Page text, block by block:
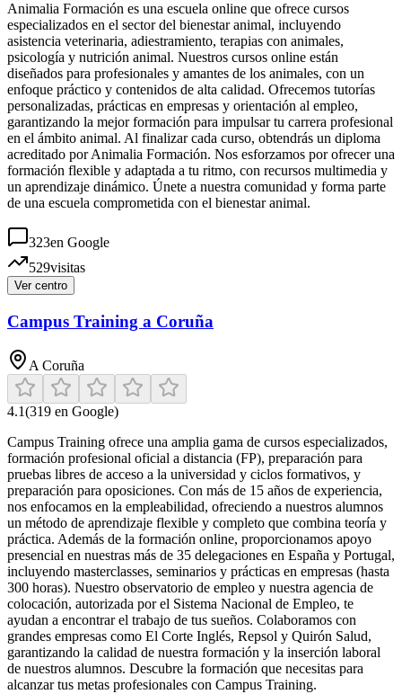
Animalia Formación es una escuela online que ofrece cursos
especializados en el sector del bienestar animal, incluyendo
asistencia veterinaria, adiestramiento, terapias con animales,
psicología y nutrición animal. Nuestros cursos online están
diseñados para profesionales y amantes de los animales, con un
enfoque práctico y contenidos de alta calidad. Ofrecemos tutorías
personalizadas, prácticas en empresas y orientación al empleo,
garantizando la mejor formación para impulsar tu carrera profesional
en el ámbito animal. Al finalizar cada curso, obtendrás un diploma
acreditado por Animalia Formación. Nos esforzamos por ofrecer una
formación flexible y adaptada a tu ritmo, con recursos multimedia y
un aprendizaje dinámico. Únete a nuestra comunidad y forma parte
de una escuela comprometida con el bienestar animal.
323en Google
529visitas
Ver centro
Campus Training a Coruña
A Coruña
4.1(319 en Google)
Campus Training ofrece una amplia gama de cursos especializados,
formación profesional oficial a distancia (FP), preparación para
pruebas libres de acceso a la universidad y ciclos formativos, y
preparación para oposiciones. Con más de 15 años de experiencia,
nos enfocamos en la empleabilidad, ofreciendo a nuestros alumnos
un método de aprendizaje flexible y completo que combina teoría y
práctica. Además de la formación online, proporcionamos apoyo
presencial en nuestras más de 35 delegaciones en España y Portugal,
incluyendo masterclasses, seminarios y prácticas en empresas (hasta
300 horas). Nuestro observatorio de empleo y nuestra agencia de
colocación, autorizada por el Sistema Nacional de Empleo, te
ayudan a encontrar el trabajo de tus sueños. Colaboramos con
grandes empresas como El Corte Inglés, Repsol y Quirón Salud,
garantizando la calidad de nuestra formación y la inserción laboral
de nuestros alumnos. Descubre la formación que necesitas para
alcanzar tus metas profesionales con Campus Training.